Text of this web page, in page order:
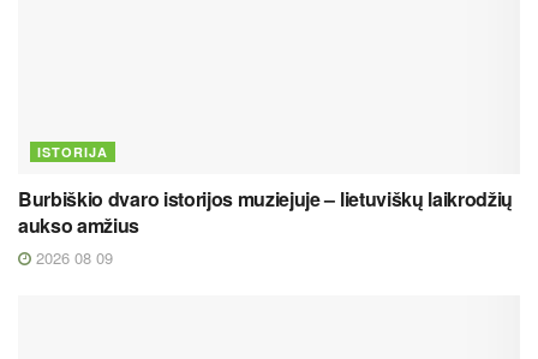
ISTORIJA
Burbiškio dvaro istorijos muziejuje – lietuviškų laikrodžių
aukso amžius
2026 08 09